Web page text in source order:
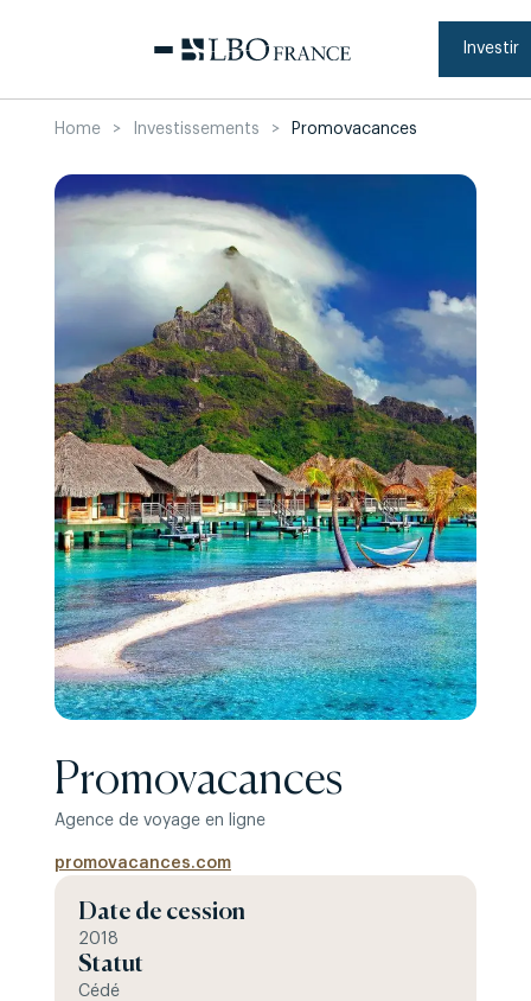
Investir
Home > Investissements > Promovacances
Promovacances
Agence de voyage en ligne
promovacances.com
Date de cession
2018
Statut
Cédé